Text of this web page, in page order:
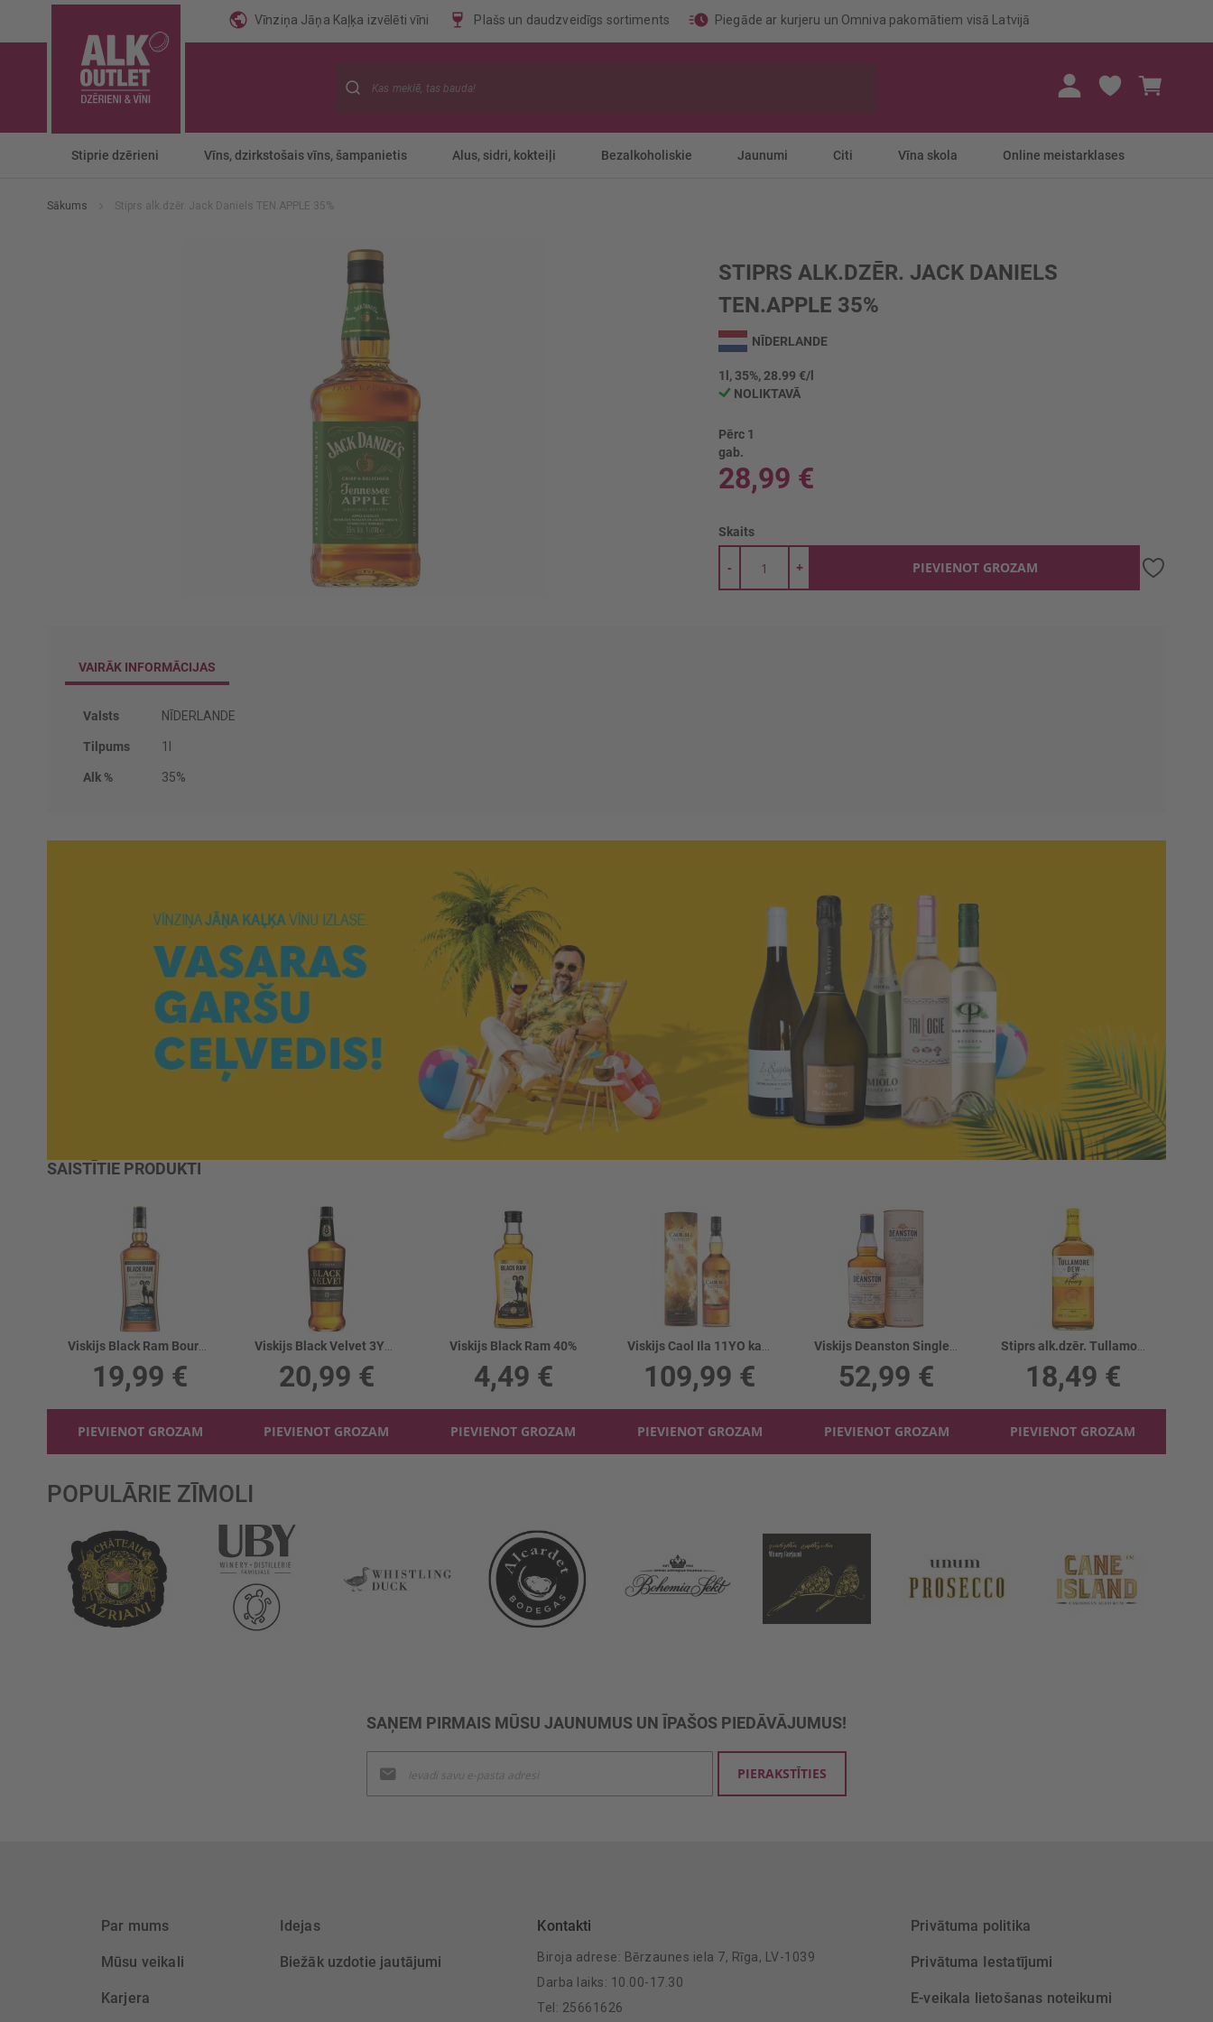
Vīnziņa Jāņa Kaļķa izvēlēti vīni Plašs un daudzveidīgs sortiments Piegāde ar kurjeru un Omniva pakomātiem visā Latvijā
Stiprie dzērieni Vīns, dzirkstošais vīns, šampanietis Alus, sidri, kokteiļi Bezalkoholiskie Jaunumi Citi Vīna skola Online meistarklases
Sākums Stiprs alk.dzēr. Jack Daniels TEN.APPLE 35%
STIPRS ALK.DZĒR. JACK DANIELS
TEN.APPLE 35%
sākumu
NĪDERLANDE
1l, 35%, 28.99 €/l
NOLIKTAVĀ
Pērc 1
gab.
28,99 €
Skaits
+
- PIEVIENOT GROZAM
VAIRĀK INFORMĀCIJAS
Vairāk
Valsts NĪDERLANDE
Tilpums 1l
Alk % 35%
SAISTĪTIE PRODUKTI
Viskijs Black Ram Bourbon Cask Finish 40%
19,99 €
PIEVIENOT GROZAM
Viskijs Black Velvet 3YO 40%
20,99 €
PIEVIENOT GROZAM
Viskijs Black Ram 40%
4,49 €
PIEVIENOT GROZAM
Viskijs Caol Ila 11YO kastē 57.3%
109,99 €
PIEVIENOT GROZAM
Viskijs Deanston Single Malt 12YO 46.3%
52,99 €
PIEVIENOT GROZAM
Stiprs alk.dzēr. Tullamore Dew Honey 35%
18,49 €
PIEVIENOT GROZAM
POPULĀRIE ZĪMOLI
SAŅEM PIRMAIS MŪSU JAUNUMUS UN ĪPAŠOS PIEDĀVĀJUMUS!
jaunumu
saņemšanai:
PIERAKSTĪTIES
Par mums
Mūsu veikali
Karjera
Idejas
Biežāk uzdotie jautājumi
Kontakti
Biroja adrese: Bērzaunes iela 7, Rīga, LV-1039
Darba laiks: 10.00-17.30
Tel: 25661626
Privātuma politika
Privātuma Iestatījumi
E-veikala lietošanas noteikumi